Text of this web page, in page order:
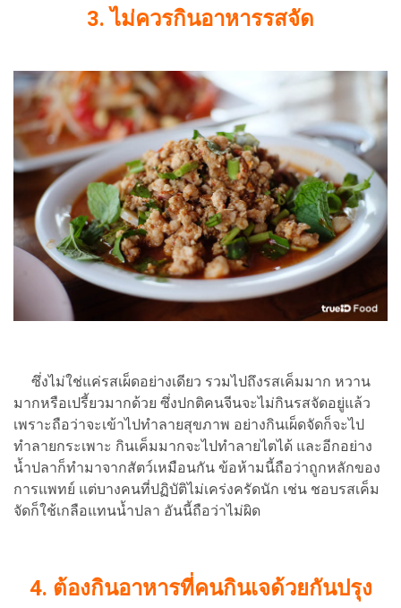
3.ไม่ควรกินอาหารรสจัด
ซึ่งไม่ใช่แค่รสเผ็ดอย่างเดียว รวมไปถึงรสเค็มมาก หวาน
มากหรือเปรี้ยวมากด้วย ซึ่งปกติคนจีนจะไม่กินรสจัดอยู่แล้ว
เพราะถือว่าจะเข้าไปทำลายสุขภาพ อย่างกินเผ็ดจัดก็จะไป
ทำลายกระเพาะ กินเค็มมากจะไปทำลายไตได้ และอีกอย่าง
น้ำปลาก็ทำมาจากสัตว์เหมือนกัน ข้อห้ามนี้ถือว่าถูกหลักของ
การแพทย์ แต่บางคนที่ปฏิบัติไม่เคร่งครัดนัก เช่น ชอบรสเค็ม
จัดก็ใช้เกลือแทนน้ำปลา อันนี้ถือว่าไม่ผิด
4. ต้องกินอาหารที่คนกินเจด้วยกันปรุง